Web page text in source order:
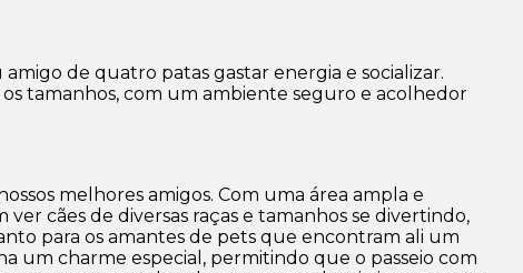
de quatro patas gastar energia e socializar.
tamanhos, com um ambiente seguro e acolhedor
melhores amigos. Com uma área ampla e
cães de diversas raças e tamanhos se divertindo,
para os amantes de pets que encontram ali um
um charme especial, permitindo que o passeio com